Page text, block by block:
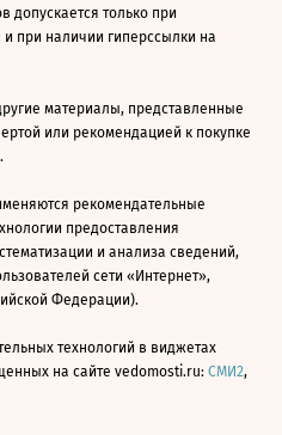
допускается только при
и при наличии гиперссылки на
материалы, представленные
или рекомендацией к покупке
рекомендательные
предоставления
и анализа сведений,
сети «Интернет»,
Федерации).
технологий в виджетах
на сайте vedomosti.ru: СМИ2,